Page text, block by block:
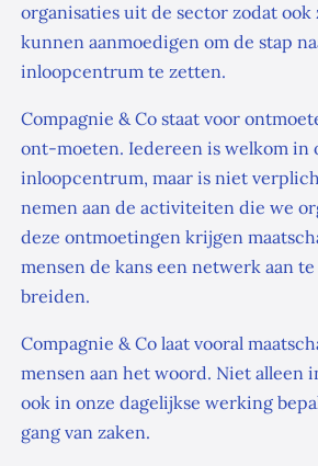
organisaties uit de sector zodat
kunnen aanmoedigen om de stap
inloopcentrum te zetten.
Compagnie & Co staat voor
ont-moeten. Iedereen is welkom in
inloopcentrum, maar is niet
nemen aan de activiteiten die we
deze ontmoetingen krijgen
mensen de kans een netwerk aan
breiden.
Compagnie & Co laat vooral
mensen aan het woord. Niet alleen
ook in onze dagelijkse werking
gang van zaken.